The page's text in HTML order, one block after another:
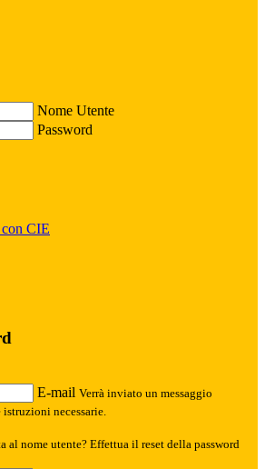
Nome Utente
Password
CIE
E-mail Verrà inviato un messaggio
necessarie.
al nome utente? Effettua il reset della password